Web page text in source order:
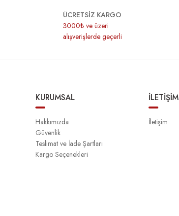
ÜCRETSİZ KARGO
3000₺ ve üzeri
alışverişlerde geçerli
KURUMSAL
Hakkımızda
Güvenlik
Teslimat ve İade Şartları
Kargo Seçenekleri
İLETİŞİM
İletişim